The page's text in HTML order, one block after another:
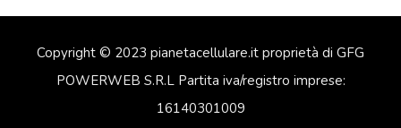
Copyright © 2023 pianetacellulare.it proprietà di GFG
POWERWEB S.R.L Partita iva/registro imprese:
16140301009